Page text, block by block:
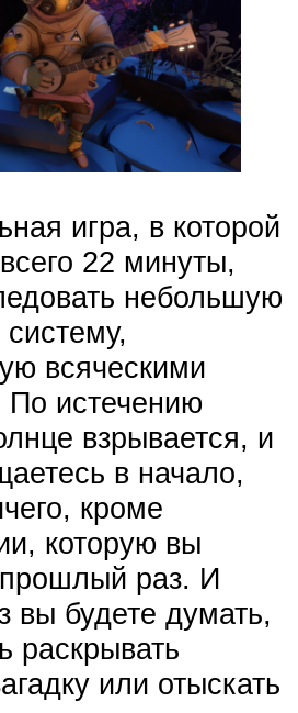
игра, в которой
22 минуты,
небольшую
всяческими
По истечению
взрывается, и
в начало,
кроме
которую вы
раз. И
вы будете думать,
раскрывать
или отыскать